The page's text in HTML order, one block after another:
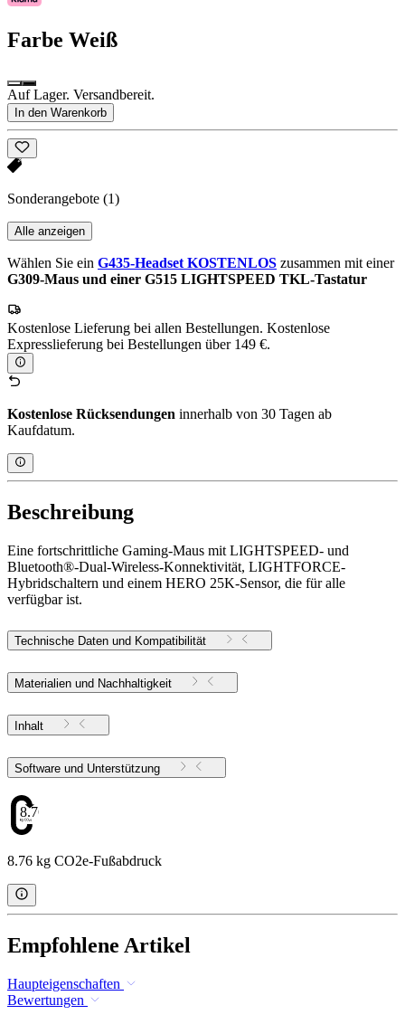
Farbe Weiß
Auf Lager. Versandbereit.
In den Warenkorb
Sonderangebote (1)
Alle anzeigen
Wählen Sie ein G435-Headset KOSTENLOS zusammen mit einer
G309-Maus und einer G515 LIGHTSPEED TKL-Tastatur
Kostenlose Lieferung bei allen Bestellungen. Kostenlose
Expresslieferung bei Bestellungen über 149 €.
Kostenlose Rücksendungen innerhalb von 30 Tagen ab
Kaufdatum.
Beschreibung
Eine fortschrittliche Gaming-Maus mit LIGHTSPEED- und
Bluetooth®-Dual-Wireless-Konnektivität, LIGHTFORCE-
Hybridschaltern und einem HERO 25K-Sensor, die für alle
verfügbar ist.
Technische Daten und Kompatibilität
Materialien und Nachhaltigkeit
Inhalt
Software und Unterstützung
8.76
8.76 kg CO2e-Fußabdruck
Empfohlene Artikel
Haupteigenschaften
Bewertungen